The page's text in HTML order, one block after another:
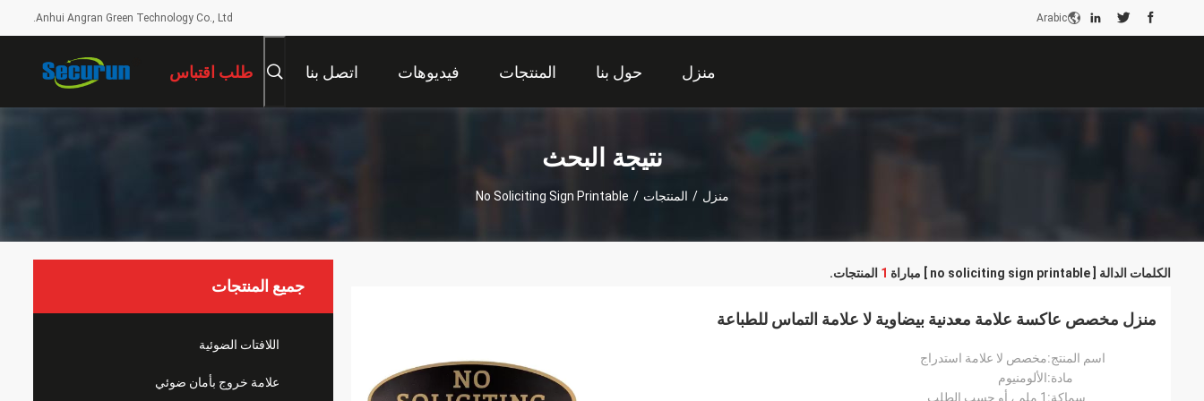
Anhui Angran Green Technology Co., Ltd. Arabic
منزل حول بنا المنتجات فيديوهات اتصل بنا طلب اقتباس
نتيجة البحث
منزل / المنتجات /
No Soliciting Sign Printable
جميع المنتجات
اللافتات الضوئية
علامة خروج بأمان ضوئي
الكلمات الدالة [ no soliciting sign printable ] مباراة 1 المنتجات.
منزل مخصص عاكسة علامة معدنية بيضاوية لا علامة التماس للطباعة
اسم المنتج:مخصص لا علامة استدراج
مادة:الألومنيوم
سماكة: 1 ملم ، أو حسب الطلب